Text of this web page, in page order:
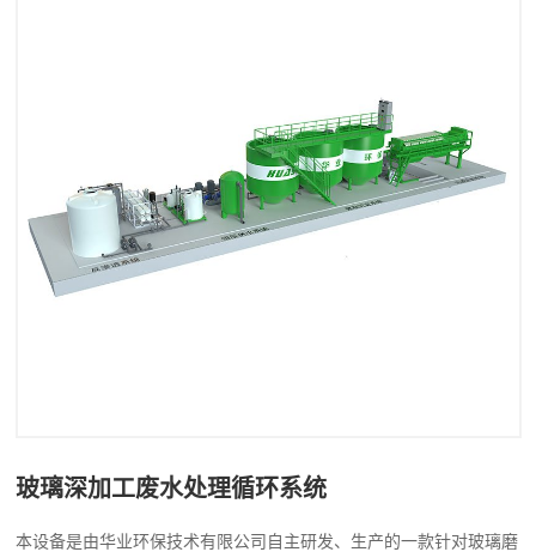
玻璃深加工废水处理循环系统
本设备是由华业环保技术有限公司自主研发、生产的一款针对玻璃磨